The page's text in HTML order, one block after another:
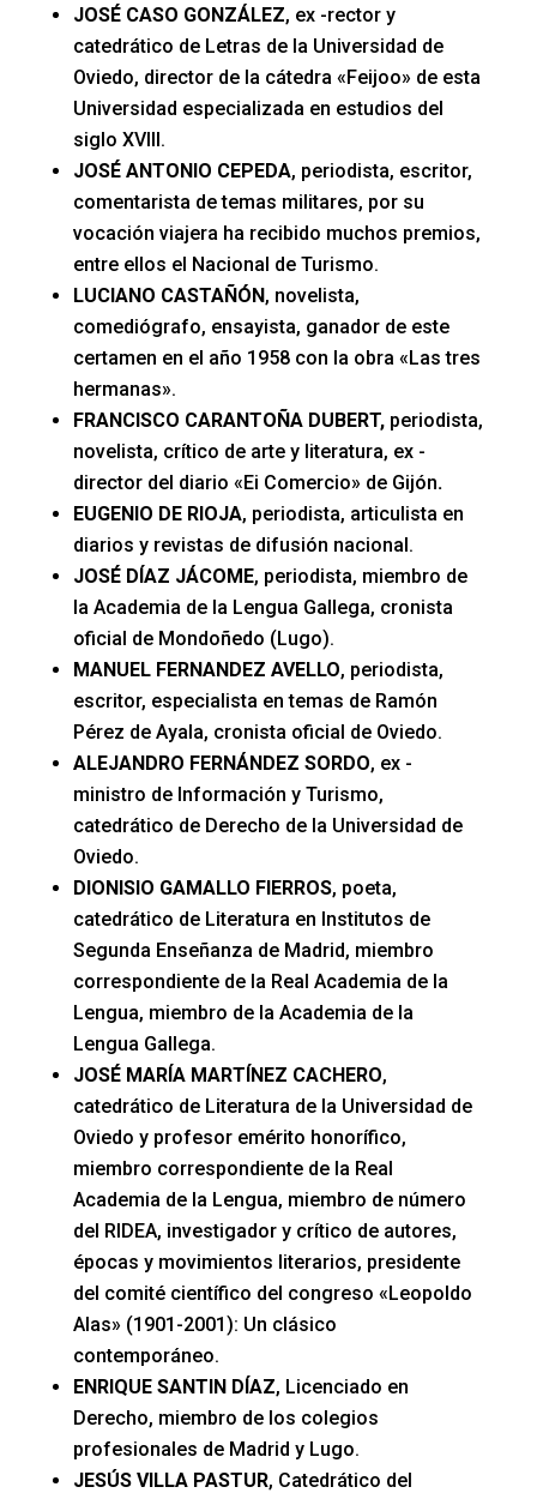
JOSÉ CASO GONZÁLEZ, ex -rector y
catedrático de Letras de la Universidad de
Oviedo, director de la cátedra «Feijoo» de esta
Universidad especializada en estudios del
siglo XVIII.
JOSÉ ANTONIO CEPEDA, periodista, escritor,
comentarista de temas militares, por su
vocación viajera ha recibido muchos premios,
entre ellos el Nacional de Turismo.
LUCIANO CASTAÑÓN, novelista,
comediógrafo, ensayista, ganador de este
certamen en el año 1958 con la obra «Las tres
hermanas».
FRANCISCO CARANTOÑA DUBERT,periodista,
novelista, crítico de arte y literatura, ex -
director del diario «Ei Comercio» de Gijón.
EUGENIO DE RIOJA, periodista, articulista en
diarios y revistas de difusión nacional.
JOSÉ DÍAZ JÁCOME, periodista, miembro de
la Academia de la Lengua Gallega, cronista
oficial de Mondoñedo (Lugo).
MANUEL FERNANDEZ AVELLO, periodista,
escritor, especialista en temas de Ramón
Pérez de Ayala, cronista oficial de Oviedo.
ALEJANDRO FERNÁNDEZ SORDO, ex -
ministro de Información y Turismo,
catedrático de Derecho de la Universidad de
Oviedo.
DIONISIO GAMALLO FIERROS, poeta,
catedrático de Literatura en Institutos de
Segunda Enseñanza de Madrid, miembro
correspondiente de la Real Academia de la
Lengua, miembro de la Academia de la
Lengua Gallega.
JOSÉ MARÍA MARTÍNEZ CACHERO,
catedrático de Literatura de la Universidad de
Oviedo y profesor emérito honorífico,
miembro correspondiente de la Real
Academia de la Lengua, miembro de número
del RIDEA, investigador y crítico de autores,
épocas y movimientos literarios, presidente
del comité científico del congreso «Leopoldo
Alas» (1901-2001): Un clásico
contemporáneo.
ENRIQUE SANTIN DÍAZ, Licenciado en
Derecho, miembro de los colegios
profesionales de Madrid y Lugo.
JESÚS VILLA PASTUR, Catedrático del